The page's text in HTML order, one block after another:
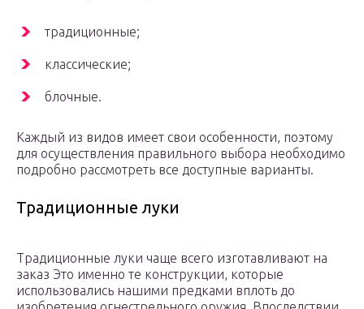
традиционные;
классические;
блочные.
Каждый из видов имеет свои особенности, поэтому
для осуществления правильного выбора необходимо
подробно рассмотреть все доступные варианты.
Традиционные луки
Традиционные луки чаще всего изготавливают на
заказ Это именно те конструкции, которые
использовались нашими предками вплоть до